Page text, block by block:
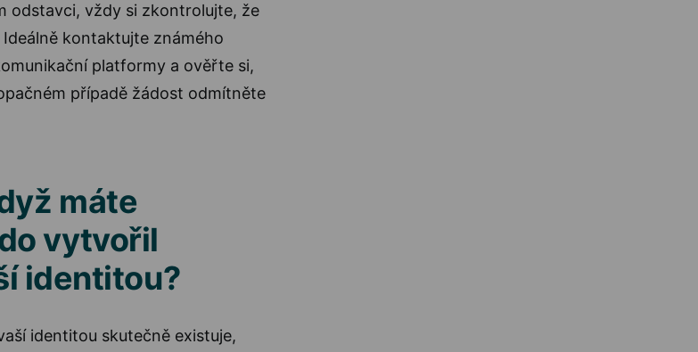
odstavci, vždy si zkontrolujte, že
kontaktujte známého
platformy a ověřte si,
případě žádost odmítněte
máte
vytvořil
identitou?
identitou skutečně existuje,